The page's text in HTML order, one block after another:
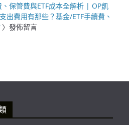
保管費與ETF成本全解析 | OP凱
出費用有那些？基金/ETF手續費、
〉發佈留言